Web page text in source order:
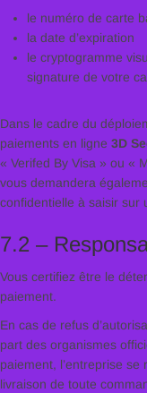
le numéro de carte
la date d’expiration
le cryptogramme
signature de votre
Dans le cadre du
paiements en ligne 3D
« Verifed By Visa » ou «
vous demandera
confidentielle à saisir sur
7.2 –
Vous certifiez être le
paiement.
En cas de refus
part des organismes
paiement, l’entreprise
livraison de toute